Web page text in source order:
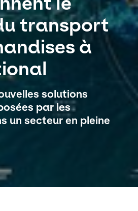
pays et langue
transport
à
solutions
par les
un secteur en pleine